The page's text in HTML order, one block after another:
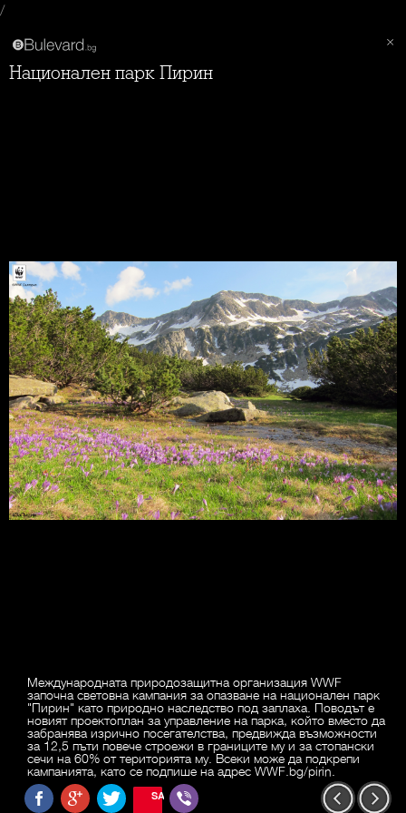
/
Национален парк Пирин
Международната природозащитна организация WWF
започна световна кампания за опазване на национален парк
"Пирин" като природно наследство под заплаха. Поводът е
новият проектоплан за управление на парка, който вместо да
забранява изрично посегателства, предвижда възможности
за 12,5 пъти повече строежи в границите му и за стопански
сечи на 60% от територията му. Всеки може да подкрепи
кампанията, като се подпише на адрес WWF.bg/pirin.
SAVE